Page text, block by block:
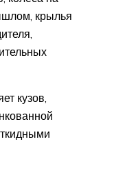
крылья
кузов,